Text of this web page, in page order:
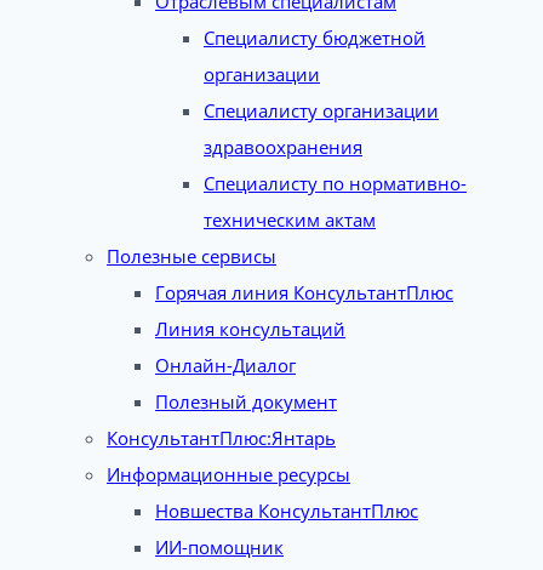
Специалисту бюджетной
организации
Специалисту организации
здравоохранения
Специалисту по нормативно-
техническим актам
Полезные сервисы
Горячая линия КонсультантПлюс
Линия консультаций
Онлайн-Диалог
Полезный документ
КонсультантПлюс:Янтарь
Информационные ресурсы
Новшества КонсультантПлюс
ИИ-помощник